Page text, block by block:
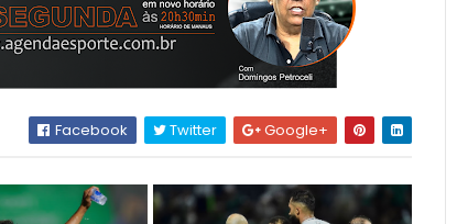
Facebook Twitter Google+